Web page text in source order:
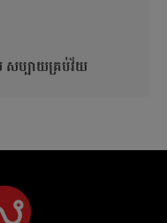
សប្បាយគ្រប់វ័យ